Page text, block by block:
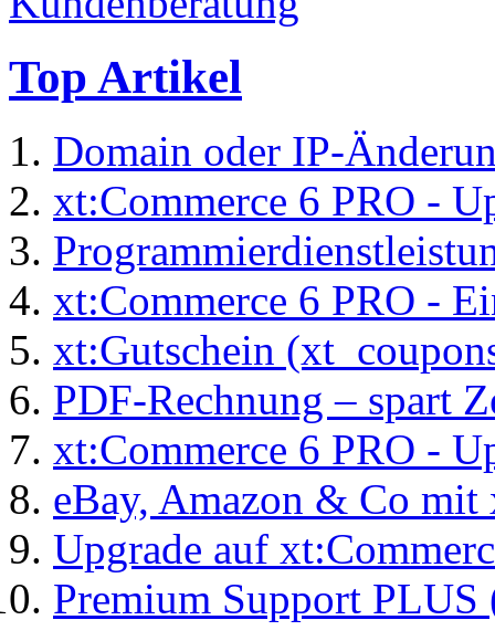
Top Artikel
Domain oder IP-
xt:Commerce 6 PRO -
xt:Commerce 6 PRO -
xt:Gutschein
PDF-Rechnung – spart
xt:Commerce 6 PRO -
eBay, Amazon & Co
Upgrade auf
Premium Support